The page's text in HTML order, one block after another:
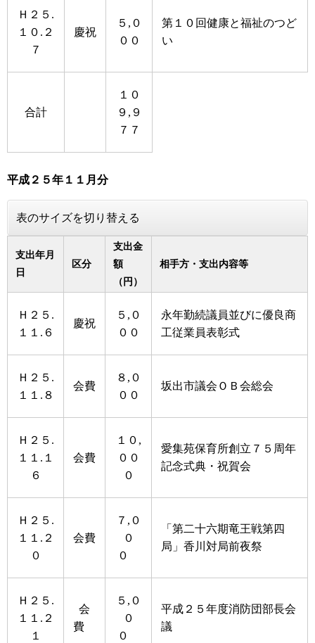
Ｈ２５.
１０.２
７
慶祝
５,０
００
第１０回健康と福祉のつど
い
合計
１０
９,９
７７
平成２５年１１月分
表のサイズを切り替える
支出年月
日
区分
支出金
額
（円）
相手方・支出内容等
Ｈ２５.
１１.６
慶祝
５,０
００
永年勤続議員並びに優良商
工従業員表彰式
Ｈ２５.
１１.８
会費
８,０
００
坂出市議会ＯＢ会総会
Ｈ２５.
１１.１
６
会費
１０,
００
０
愛集苑保育所創立７５周年
記念式典・祝賀会
Ｈ２５.
１１.２
０
会費
７,０
０
０
「第二十六期竜王戦第四
局」香川対局前夜祭
Ｈ２５.
１１.２
１
会
費
５,０
０
０
平成２５年度消防団部長会
議